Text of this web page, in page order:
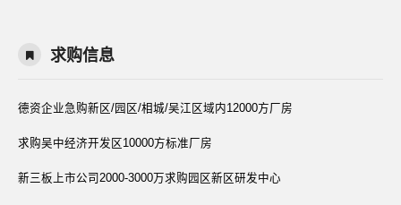
求购信息
德资企业急购新区/园区/相城/吴江区域内12000方厂房
求购吴中经济开发区10000方标准厂房
新三板上市公司2000-3000万求购园区新区研发中心